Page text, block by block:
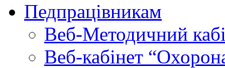
Педпрацівникам
Веб-Методичний
Веб-кабінет